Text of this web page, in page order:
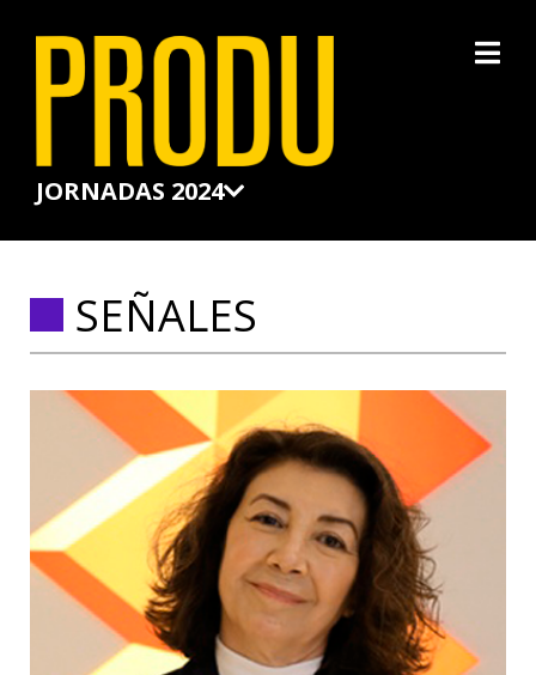
JORNADAS 2024
×
SEÑALES